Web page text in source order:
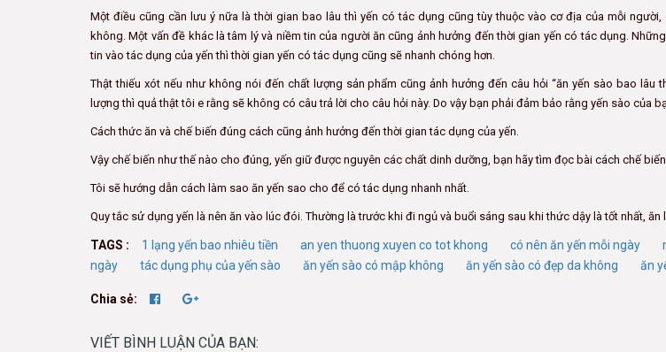
Một điều cũng cần lưu ý nữa là thời gian bao lâu thì yến có tác dụng cũng tùy thuộc vào cơ địa của mỗi
không. Một vấn đề khác là tâm lý và niềm tin của người ăn cũng ảnh hưởng đến thời gian yến có tác dụng.
tin vào tác dụng của yến thì thời gian yến có tác dụng cũng sẽ nhanh chóng hơn.
Thật thiếu xót nếu như không nói đến chất lượng sản phẩm cũng ảnh hưởng đến câu hỏi “ăn yến sào bao lâu
lượng thì quả thật tôi e rằng sẽ không có câu trả lời cho câu hỏi này. Do vậy bạn phải đảm bảo rằng yến sào của
Cách thức ăn và chế biến đúng cách cũng ảnh hưởng đến thời gian tác dụng của yến.
Vậy chế biến như thế nào cho đúng, yến giữ được nguyên các chất dinh dưỡng, bạn hãy tìm đọc bài cách chế
Tôi sẽ hướng dẫn cách làm sao ăn yến sao cho để có tác dụng nhanh nhất.
Quy tắc sử dụng yến là nên ăn vào lúc đói. Thường là trước khi đi ngủ và buổi sáng sau khi thức dậy là tốt nhất, ăn
TAGS : 1 lạng yến bao nhiêu tiền an yen thuong xuyen co tot khong có nên ăn yến mỗi ngày
ngày
tác dụng phụ của yến sào ăn yến sào có mập không ăn yến sào có đẹp da không ăn
Chia sẻ:
VIẾT BÌNH LUẬN CỦA BẠN: